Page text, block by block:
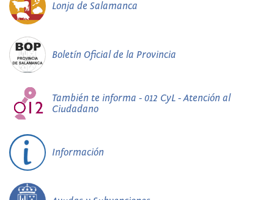
Lonja de Salamanca
Boletín Oficial de la Provincia
También te informa - 012 CyL - Atención al
Ciudadano
Información